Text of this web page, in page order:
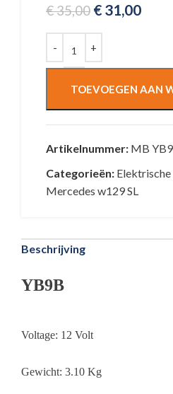
€35,00 € 31,00
TOEVOEGEN AAN
Artikelnummer: MB
Categorieën:
Mercedes w129 SL
Beschrijving
YB9B
Voltage: 12 Volt
Gewicht: 3.10 Kg